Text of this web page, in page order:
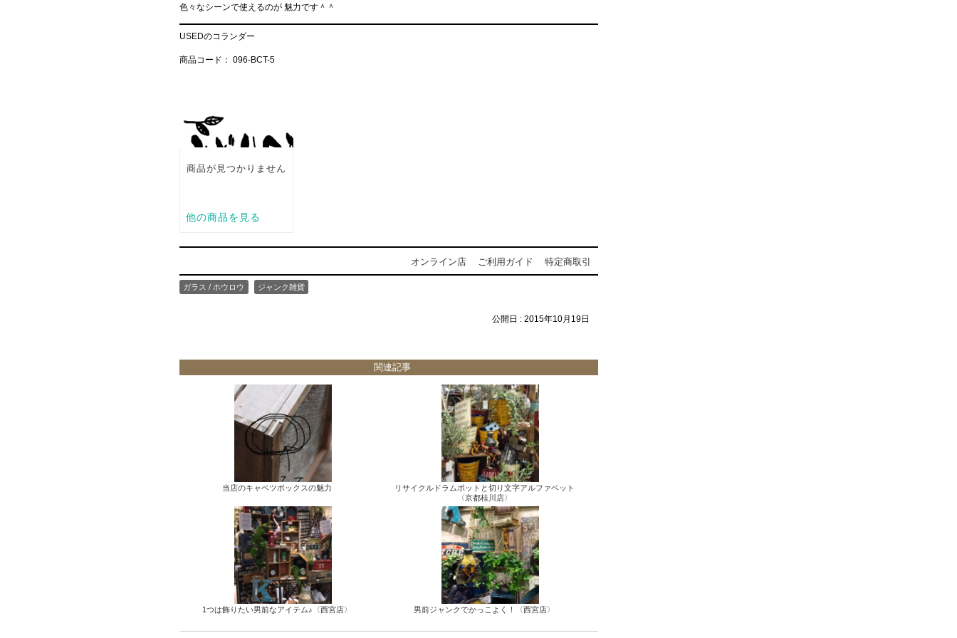
色々なシーンで使えるのが 魅力です＾＾
USEDのコランダー
商品コード： 096-BCT-5
オンライン店 ご利用ガイド 特定商取引
ガラス / ホウロウ ジャンク雑貨
公開日 : 2015年10月19日
関連記事
当店のキャベツボックスの魅力
リサイクルドラムポットと切り文字アルファベット
〈京都桂川店〉
1つは飾りたい男前なアイテム♪〈西宮店〉 男前ジャンクでかっこよく！〈西宮店〉